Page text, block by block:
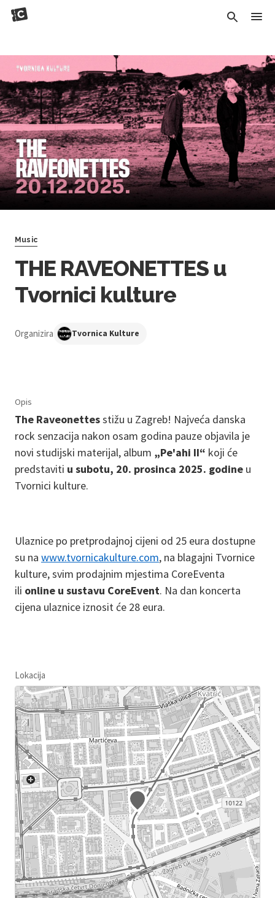
Music
THE RAVEONETTES u
Tvornici kulture
Organizira Tvornica Kulture
Opis
The Raveonettesstižu u Zagreb! Najveća danska
rock senzacija nakon osam godina pauze objavila je
novi studijski materijal, album „Pe'ahi II“ koji će
predstaviti u subotu, 20. prosinca 2025. godine u
Tvornici kulture.
Ulaznice po pretprodajnoj cijeni od 25 eura dostupne
su na www.tvornicakulture.com, na blagajni Tvornice
kulture, svim prodajnim mjestima CoreEventa
ili online u sustavu CoreEvent. Na dan koncerta
cijena ulaznice iznosit će 28 eura.
Lokacija